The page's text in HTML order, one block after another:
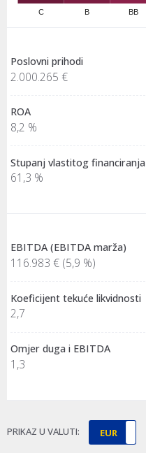
C B BB
Poslovni prihodi
2.000.265 €
ROA
8,2 %
Stupanj vlastitog financiranja
61,3 %
EBITDA (EBITDA marža)
116.983 € (5,9 %)
Koeficijent tekuće likvidnosti
2,7
Omjer duga i EBITDA
1,3
PRIKAZ U VALUTI: EUR